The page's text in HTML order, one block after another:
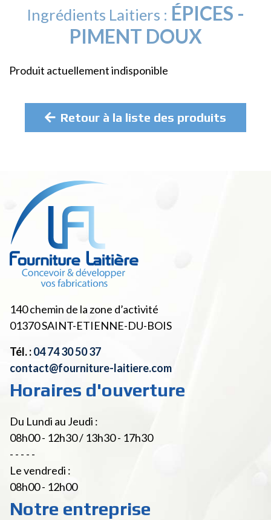
Ingrédients Laitiers : ÉPICES -
PIMENT DOUX
Produit actuellement indisponible
Retour à la liste des produits
140 chemin de la zone d’activité
01370SAINT-ETIENNE-DU-BOIS
Tél. :04 74 30 50 37
contact@fourniture-laitiere.com
Horaires d'ouverture
Du Lundi au Jeudi :
08h00 - 12h30 / 13h30 - 17h30
- - - - -
Le vendredi :
08h00 - 12h00
Notre entreprise